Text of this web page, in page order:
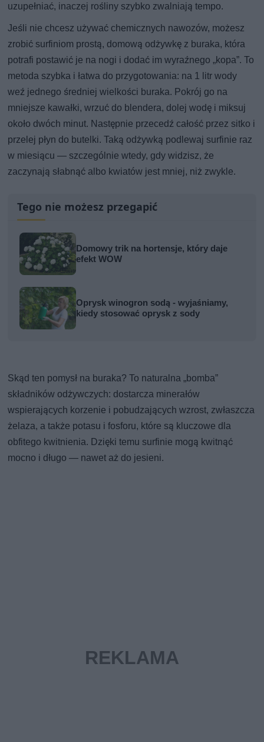
uzupełniać, inaczej rośliny szybko zwalniają tempo.
Jeśli nie chcesz używać chemicznych nawozów, możesz
zrobić surfiniom prostą, domową odżywkę z buraka, która
potrafi postawić je na nogi i dodać im wyraźnego „kopa”. To
metoda szybka i łatwa do przygotowania: na 1 litr wody
weź jednego średniej wielkości buraka. Pokrój go na
mniejsze kawałki, wrzuć do blendera, dolej wodę i miksuj
około dwóch minut. Następnie przecedź całość przez sitko i
przelej płyn do butelki. Taką odżywką podlewaj surfinie raz
w miesiącu — szczególnie wtedy, gdy widzisz, że
zaczynają słabnąć albo kwiatów jest mniej, niż zwykle.
Tego nie możesz przegapić
Domowy trik na hortensje, który daje
efekt WOW
Oprysk winogron sodą - wyjaśniamy,
kiedy stosować oprysk z sody
Skąd ten pomysł na buraka? To naturalna „bomba”
składników odżywczych: dostarcza minerałów
wspierających korzenie i pobudzających wzrost, zwłaszcza
żelaza, a także potasu i fosforu, które są kluczowe dla
obfitego kwitnienia. Dzięki temu surfinie mogą kwitnąć
mocno i długo — nawet aż do jesieni.